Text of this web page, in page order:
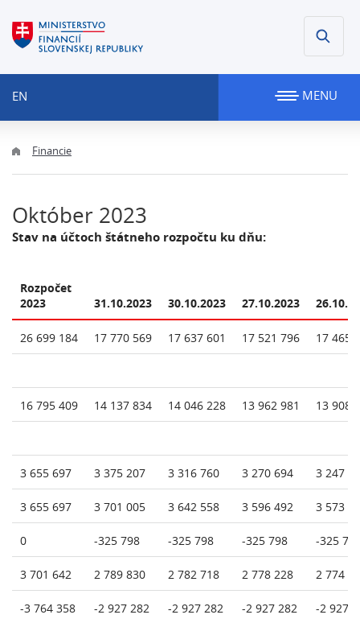
EN MENU
Financie
Október 2023
Stav na účtoch štátneho rozpočtu ku dňu:
Rozpočet
2023
31.10.2023 30.10.2023 27.10.2023
26 699 184 17 770 569 17 637 601 17 521 796 17 465
16 795 409 14 137 834 14 046 228 13 962 981 13 908
3 655 697 3 375 207 3 316 760 3 270 694 3 247
3 655 697 3 701 005 3 642 558 3 596 492 3 573
0 -325 798 -325 798 -325 798 -325
3 701 642 2 789 830 2 782 718 2 778 228 2 774
-3 764 358 -2 927 282 -2 927 282 -2 927 282 -2 927